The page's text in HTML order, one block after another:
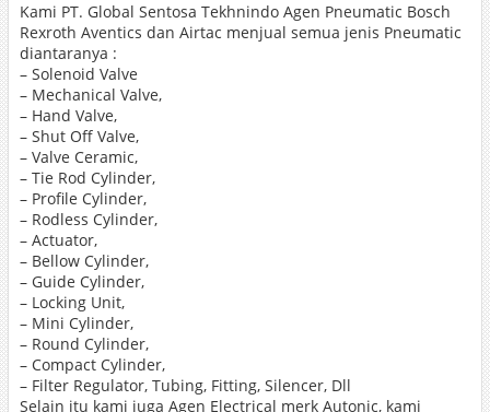
Kami PT. Global Sentosa Tekhnindo Agen Pneumatic Bosch
Rexroth Aventics dan Airtac menjual semua jenis Pneumatic
diantaranya :
– Solenoid Valve
– Mechanical Valve,
– Hand Valve,
– Shut Off Valve,
– Valve Ceramic,
– Tie Rod Cylinder,
– Profile Cylinder,
– Rodless Cylinder,
– Actuator,
– Bellow Cylinder,
– Guide Cylinder,
– Locking Unit,
– Mini Cylinder,
– Round Cylinder,
– Compact Cylinder,
– Filter Regulator, Tubing, Fitting, Silencer, Dll
Selain itu kami juga Agen Electrical merk Autonic, kami